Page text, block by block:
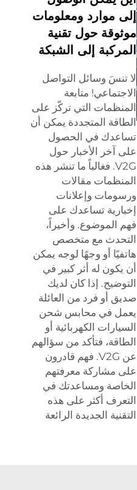
إلى موارد ومعلومات
موثوقة حول تقنية
المركبة إلى الشبكة
لا تنسَ وسائل التواصل
الاجتماعي! متابعة
المنظمات التي تركّز على
الطاقة المتجددة يمكن أن
تساعدك في الحصول
على آخر الأخبار حول
V2G. فغالباً ما تنشر هذه
المنظمات مقالات
ورسومات وإعلانات
إخبارية تساعدك على
فهم الموضوع. وأخيراً،
التحدث مع متخصص
هاتفيًا أو وجهًا لوجه يمكن
أن يكون له أثر كبير في
التوضيح. إذا كان لديك
صديق أو فرد من العائلة
يعمل في محابس شحن
السيارات الكهربائية أو
الطاقة، فتأكد من سؤالهم
عن V2G. فهم قادرون
على مشاركة معرفتهم
الخاصة ومساعدتك في
التعرف أكثر على هذه
التقنية الجديدة الرائعة